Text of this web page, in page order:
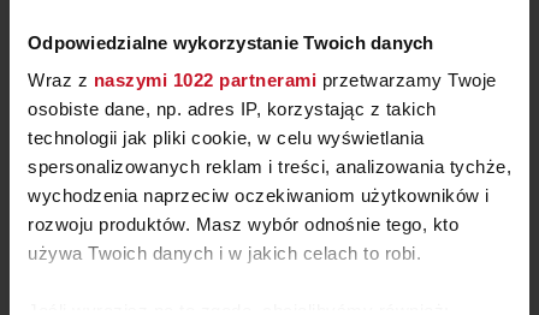
Odpowiedzialne wykorzystanie Twoich danych
Wraz z naszymi 1022 partnerami przetwarzamy Twoje
osobiste dane, np. adres IP, korzystając z takich
technologii jak pliki cookie, w celu wyświetlania
spersonalizowanych reklam i treści, analizowania tychże,
wychodzenia naprzeciw oczekiwaniom użytkowników i
rozwoju produktów. Masz wybór odnośnie tego, kto
używa Twoich danych i w jakich celach to robi.
OMBRACIO
793 ZŁ